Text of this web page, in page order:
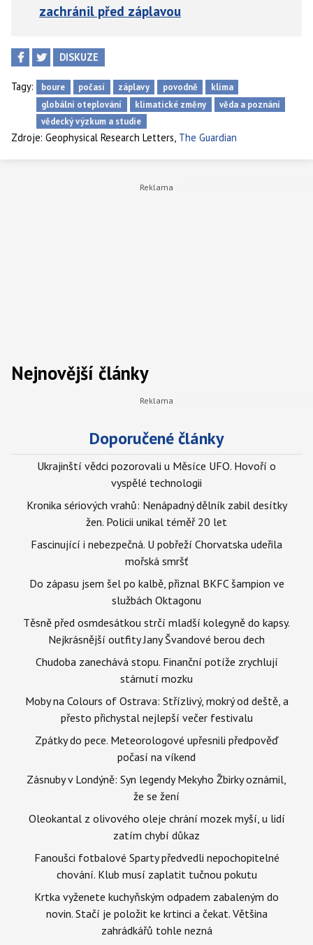
zachránil před záplavou
DISKUZE
Tagy: boure počasí záplavy povodně
klima
globální oteplování
klimatické změny
věda a poznání
vědecký výzkum a studie
Zdroje: Geophysical Research Letters, The Guardian
Nejnovější články
Doporučené články
Ukrajinští vědci pozorovali u Měsíce UFO. Hovoří o
vyspělé technologii
Kronika sériových vrahů: Nenápadný dělník zabil desítky
žen. Policii unikal téměř 20 let
Fascinující i nebezpečná. U pobřeží Chorvatska udeřila
mořská smršť
Do zápasu jsem šel po kalbě, přiznal BKFC šampion ve
službách Oktagonu
Těsně před osmdesátkou strčí mladší kolegyně do kapsy.
Nejkrásnější outfity Jany Švandové berou dech
Chudoba zanechává stopu. Finanční potíže zrychlují
stárnutí mozku
Moby na Colours of Ostrava: Střízlivý, mokrý od deště, a
přesto přichystal nejlepší večer festivalu
Zpátky do pece. Meteorologové upřesnili předpověď
počasí na víkend
Zásnuby v Londýně: Syn legendy Mekyho Žbirky oznámil,
že se žení
Oleokantal z olivového oleje chrání mozek myší, u lidí
zatím chybí důkaz
Fanoušci fotbalové Sparty předvedli nepochopitelné
chování. Klub musí zaplatit tučnou pokutu
Krtka vyženete kuchyňským odpadem zabaleným do
novin. Stačí je položit ke krtinci a čekat. Většina
zahrádkářů tohle nezná